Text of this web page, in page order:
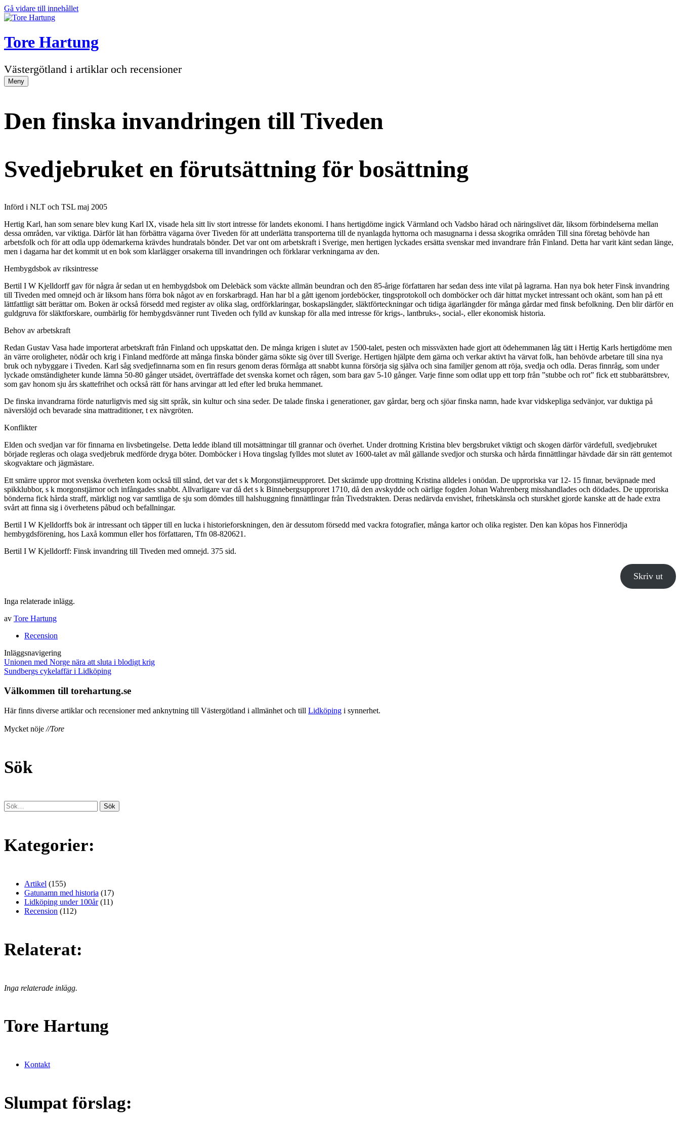
Gå vidare till innehållet
Tore Hartung
Västergötland i artiklar och recensioner
Meny
Den finska invandringen till Tiveden
Svedjebruket en förutsättning för bosättning
Införd i NLT och TSL maj 2005
Hertig Karl, han som senare blev kung Karl IX, visade hela sitt liv stort intresse för landets ekonomi. I hans hertigdöme ingick Värmland och Vadsbo härad och näringslivet där, liksom förbindelserna mellan
dessa områden, var viktiga. Därför lät han förbättra vägarna över Tiveden för att underlätta transporterna till de nyanlagda hyttorna och masugnarna i dessa skogrika områden Till sina företag behövde han
arbetsfolk och för att odla upp ödemarkerna krävdes hundratals bönder. Det var ont om arbetskraft i Sverige, men hertigen lyckades ersätta svenskar med invandrare från Finland. Detta har varit känt sedan länge,
men i dagarna har det kommit ut en bok som klarlägger orsakerna till invandringen och förklarar verkningarna av den.
Hembygdsbok av riksintresse
Bertil I W Kjelldorff gav för några år sedan ut en hembygdsbok om Delebäck som väckte allmän beundran och den 85-årige författaren har sedan dess inte vilat på lagrarna. Han nya bok heter Finsk invandring
till Tiveden med omnejd och är liksom hans förra bok något av en forskarbragd. Han har bl a gått igenom jordeböcker, tingsprotokoll och domböcker och där hittat mycket intressant och okänt, som han på ett
lättfattligt sätt berättar om. Boken är också försedd med register av olika slag, ordförklaringar, boskapslängder, släktförteckningar och tidiga ägarlängder för många gårdar med finsk befolkning. Den blir därför en
guldgruva för släktforskare, oumbärlig för hembygdsvänner runt Tiveden och fylld av kunskap för alla med intresse för krigs-, lantbruks-, social-, eller ekonomisk historia.
Behov av arbetskraft
Redan Gustav Vasa hade importerat arbetskraft från Finland och uppskattat den. De många krigen i slutet av 1500-talet, pesten och missväxten hade gjort att ödehemmanen låg tätt i Hertig Karls hertigdöme men
än värre oroligheter, nödår och krig i Finland medförde att många finska bönder gärna sökte sig över till Sverige. Hertigen hjälpte dem gärna och verkar aktivt ha värvat folk, han behövde arbetare till sina nya
bruk och nybyggare i Tiveden. Karl såg svedjefinnarna som en fin resurs genom deras förmåga att snabbt kunna försörja sig själva och sina familjer genom att röja, svedja och odla. Deras finnråg, som under
lyckade omständigheter kunde lämna 50-80 gånger utsädet, överträffade det svenska kornet och rågen, som bara gav 5-10 gånger. Varje finne som odlat upp ett torp från ”stubbe och rot” fick ett stubbarättsbrev,
som gav honom sju års skattefrihet och också rätt för hans arvingar att led efter led bruka hemmanet.
De finska invandrarna förde naturligtvis med sig sitt språk, sin kultur och sina seder. De talade finska i generationer, gav gårdar, berg och sjöar finska namn, hade kvar vidskepliga sedvänjor, var duktiga på
näverslöjd och bevarade sina mattraditioner, t ex nävgröten.
Konflikter
Elden och svedjan var för finnarna en livsbetingelse. Detta ledde ibland till motsättningar till grannar och överhet. Under drottning Kristina blev bergsbruket viktigt och skogen därför värdefull, svedjebruket
började regleras och olaga svedjebruk medförde dryga böter. Domböcker i Hova tingslag fylldes mot slutet av 1600-talet av mål gällande svedjor och sturska och hårda finnättlingar hävdade där sin rätt gentemot
skogvaktare och jägmästare.
Ett smärre uppror mot svenska överheten kom också till stånd, det var det s k Morgonstjärneupproret. Det skrämde upp drottning Kristina alldeles i onödan. De upproriska var 12- 15 finnar, beväpnade med
spikklubbor, s k morgonstjärnor och infångades snabbt. Allvarligare var då det s k Binnebergsupproret 1710, då den avskydde och oärlige fogden Johan Wahrenberg misshandlades och dödades. De upproriska
bönderna fick hårda straff, märkligt nog var samtliga de sju som dömdes till halshuggning finnättlingar från Tivedstrakten. Deras nedärvda envishet, frihetskänsla och sturskhet gjorde kanske att de hade extra
svårt att finna sig i överhetens påbud och befallningar.
Bertil I W Kjelldorffs bok är intressant och täpper till en lucka i historieforskningen, den är dessutom försedd med vackra fotografier, många kartor och olika register. Den kan köpas hos Finnerödja
hembygdsförening, hos Laxå kommun eller hos författaren, Tfn 08-820621.
Bertil I W Kjelldorff: Finsk invandring till Tiveden med omnejd. 375 sid.
Skriv ut
Inga relaterade inlägg.
av Tore Hartung
Recension
Inläggsnavigering
Unionen med Norge nära att sluta i blodigt krig
Sundbergs cykelaffär i Lidköping
Välkommen till torehartung.se
Här finns diverse artiklar och recensioner med anknytning till Västergötland i allmänhet och till Lidköping i synnerhet.
Mycket nöje //Tore
Sök
Kategorier:
Artikel (155)
Gatunamn med historia (17)
Lidköping under 100år(11)
Recension (112)
Relaterat:
Inga relaterade inlägg.
Tore Hartung
Kontakt
Slumpat förslag: